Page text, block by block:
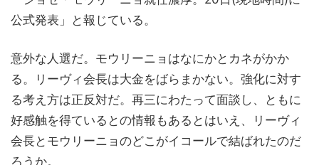
公式発表」と報じている。
意外な人選だ。モウリーニョはなにかとカネがかか
る。リーヴィ会長は大金をばらまかない。強化に対す
る考え方は正反対だ。再三にわたって面談し、ともに
好感触を得ているとの情報もあるとはいえ、リーヴィ
会長とモウリーニョのどこがイコールで結ばれたのだ
ろうか。